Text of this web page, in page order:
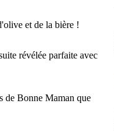
et de la bière !
révélée parfaite avec
de Bonne Maman que